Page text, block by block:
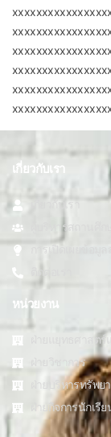
เกี่ยวกับเรา
ผู้บริหารสถานศึกษา
การเปิดเผยข้อมู
หน่วยงาน
ฝ่ายแยุทธศาสตร์
ฝ่ายวิชาการ
ฝ่ายบริหารทรัพย
ฝ่ายกิจการนักเรี